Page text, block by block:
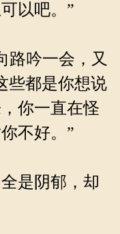
以吧。”
吟一会，又
些都是你想说
你一直在怪
不好。”
是阴郁，却